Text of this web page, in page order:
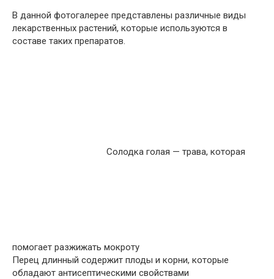
В данной фотогалерее представлены различные виды
лекарственных растений, которые используются в
составе таких препаратов.
Солодка голая — трава, которая
помогает разжижать мокроту
Перец длинный содержит плоды и корни, которые
обладают антисептическими свойствами